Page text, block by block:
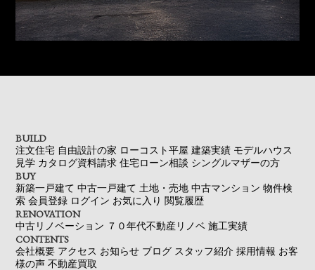
BUILD
注文住宅 自由設計の家 ローコスト平屋 建築実績 モデルハウス
見学 カタログ資料請求 住宅ローン相談 シングルマザーの方
BUY
新築一戸建て 中古一戸建て 土地・売地 中古マンション 物件検
索 会員登録 ログイン お気に入り 閲覧履歴
RENOVATION
中古リノベーション ７０年代不動産リノベ 施工実績
CONTENTS
会社概要 アクセス お知らせ ブログ スタッフ紹介 採用情報 お客
様の声 不動産買取